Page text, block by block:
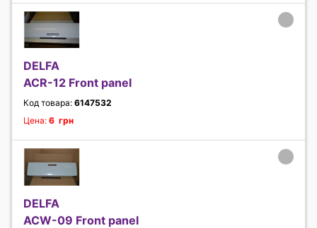
DELFA
ACR-12 Front panel
Код товара: 6147532
Цена: 6 грн
DELFA
ACW-09 Front panel